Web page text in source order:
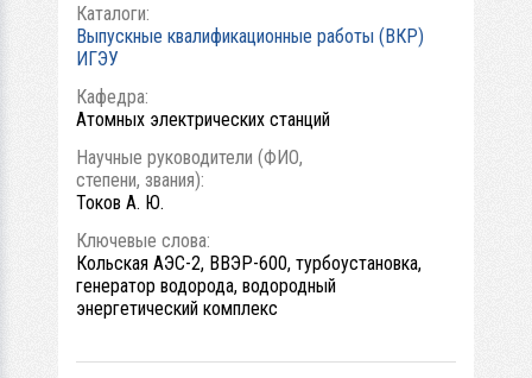
Каталоги:
Выпускные квалификационные работы (ВКР)
ИГЭУ
Кафедра:
Атомных электрических станций
Научные руководители (ФИО,
степени, звания):
Токов А. Ю.
Ключевые слова:
Кольская АЭС-2, ВВЭР-600, турбоустановка,
генератор водорода, водородный
энергетический комплекс